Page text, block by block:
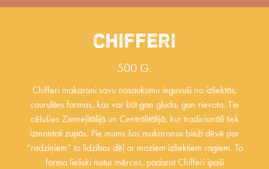
CHIFFERI
500 G.
Chifferi makaroni savu nosaukumu ieguvuši no izliektās,
caurulītes formas, kas var būt gan gluda, gan rievota. Tie
cēlušies Ziemeļitālijā un Centrālitālijā, kur tradicionāli tiek
izmantoti zupās. Pie mums šos makaronus bieži dēvē par
“radziņiem” to līdzības dēļ ar maziem izliektiem ragiem. To
forma lieliski notur mērces, padarot Chifferi īpaši